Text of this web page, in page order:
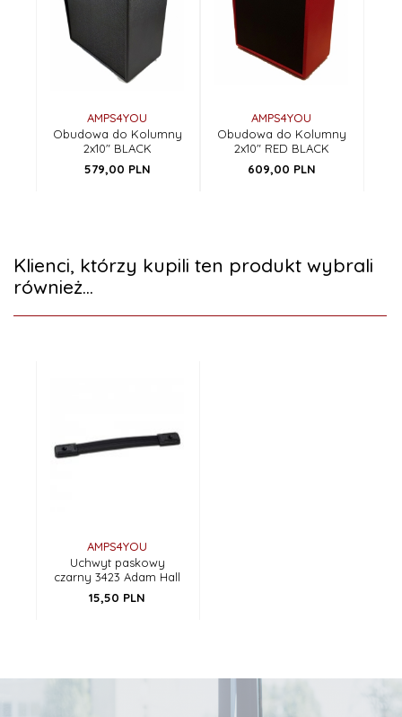
AMPS4YOU
Obudowa do Kolumny
2x10" BLACK
579,00 PLN
AMPS4YOU
Obudowa do Kolumny
2x10" RED BLACK
609,00 PLN
Klienci, którzy kupili ten produkt wybrali
również...
AMPS4YOU
Uchwyt paskowy
czarny 3423 Adam Hall
15,50 PLN